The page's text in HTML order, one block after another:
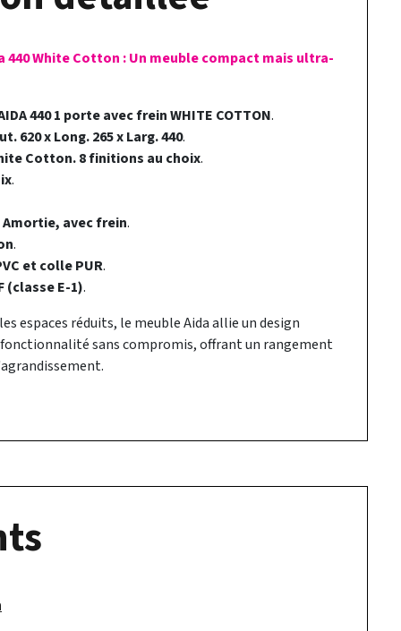
440 White Cotton : Un meuble compact mais ultra-
440 1 porte avec frein WHITE COTTON.
620 x Long. 265 x Larg. 440.
Cotton. 8 finitions au choix.
.
Amortie, avec frein.
.
et colle PUR.
(classe E-1).
espaces réduits, le meuble Aida allie un design
sans compromis, offrant un rangement